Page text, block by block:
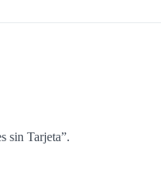
sin Tarjeta”.